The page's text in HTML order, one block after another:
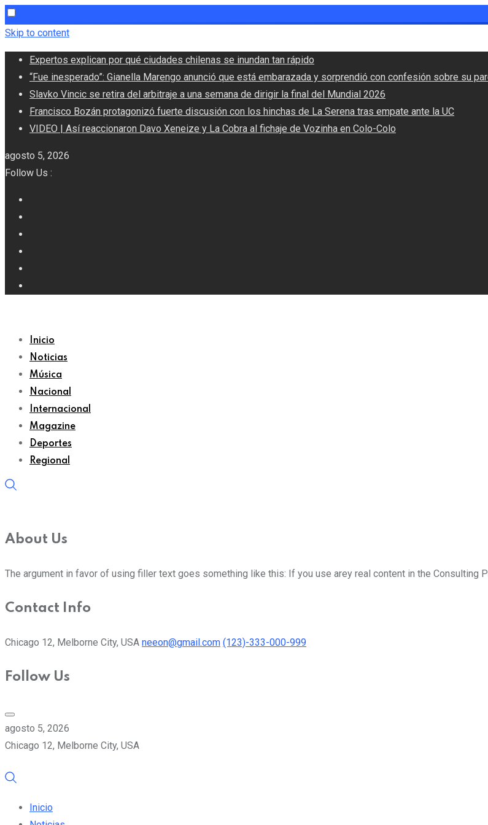
Skip to content
Expertos explican por qué ciudades chilenas se inundan tan rápido
“Fue inesperado”: Gianella Marengo anunció que está embarazada y sorprendió con confesión sobre su
Slavko Vincic se retira del arbitraje a una semana de dirigir la final del Mundial 2026
Francisco Bozán protagonizó fuerte discusión con los hinchas de La Serena tras empate ante la UC
VIDEO | Así reaccionaron Davo Xeneize y La Cobra al fichaje de Vozinha en Colo-Colo
agosto 5, 2026
Follow Us :
Inicio
Noticias
Música
Nacional
Internacional
Magazine
Deportes
Regional
About Us
The argument in favor of using filler text goes something like this: If you use arey real content in the Consulting
Contact Info
Chicago 12, Melborne City, USA neeon@gmail.com (123)-333-000-999
Follow Us
agosto 5, 2026
Chicago 12, Melborne City, USA
Inicio